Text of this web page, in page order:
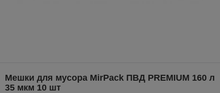
Мешки для мусора MirPack ПВД PREMIUM 160 л
35 мкм 10 шт